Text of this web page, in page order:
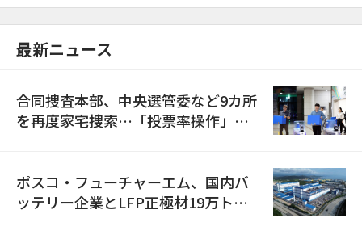
最新ニュース
合同捜査本部、中央選管委など9カ所
を再度家宅捜索…「投票率操作」の
ポスコ・フューチャーエム、国内バ
ッテリー企業とLFP正極材19万トン